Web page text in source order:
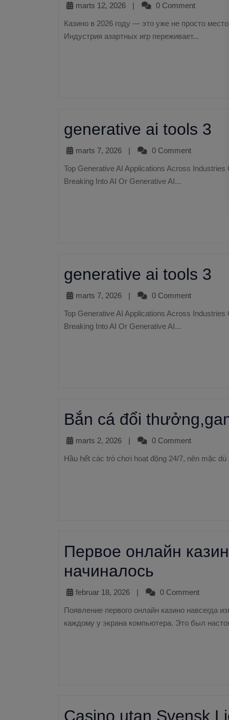
marts 12, 2026 | 0 Comment
Казино в 2026 году — это уже не просто место с игровыми автоматами и карточными столами.
Индустрия азартных игр переживает...
generative ai tools 3
marts 7, 2026 | 0 Comment
Top Generative AI Applications Across Industries Gen AI Applications 2025 20 Tips For Professionals
Breaking Into AI Or Generative AI...
generative ai tools 3
marts 7, 2026 | 0 Comment
Top Generative AI Applications Across Industries Gen AI Applications 2025 20 Tips For Professionals
Breaking Into AI Or Generative AI...
Bắn cá đổi
marts 2, 2026 | 0 Comment
Hầu hết các trò chơi hoạt động 24/7, nên mặc
Первое онлайн
начиналось
februar 18, 2026 | 0 Comment
Появление первого онлайн казино навсегда изменило мир азартных игр, сделав его доступным
каждому у экрана компьютера. Это был
Casino utan Svensk